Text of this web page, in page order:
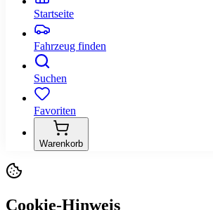
Startseite
Fahrzeug finden
Suchen
Favoriten
Warenkorb
Cookie-Hinweis